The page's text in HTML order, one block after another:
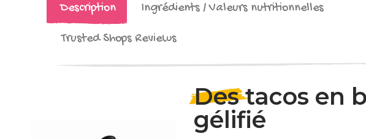
Description Ingrédients / Valeurs nutritionnelles
Trusted Shops Reviews
Des tacos en
gélifié